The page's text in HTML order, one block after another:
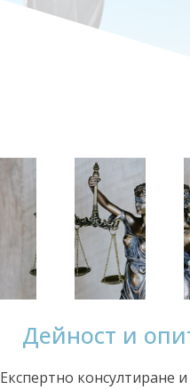
Дейност и
Експертно консултиране и